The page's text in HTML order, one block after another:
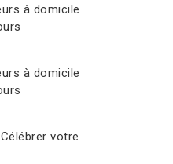
à domicile
à domicile
votre